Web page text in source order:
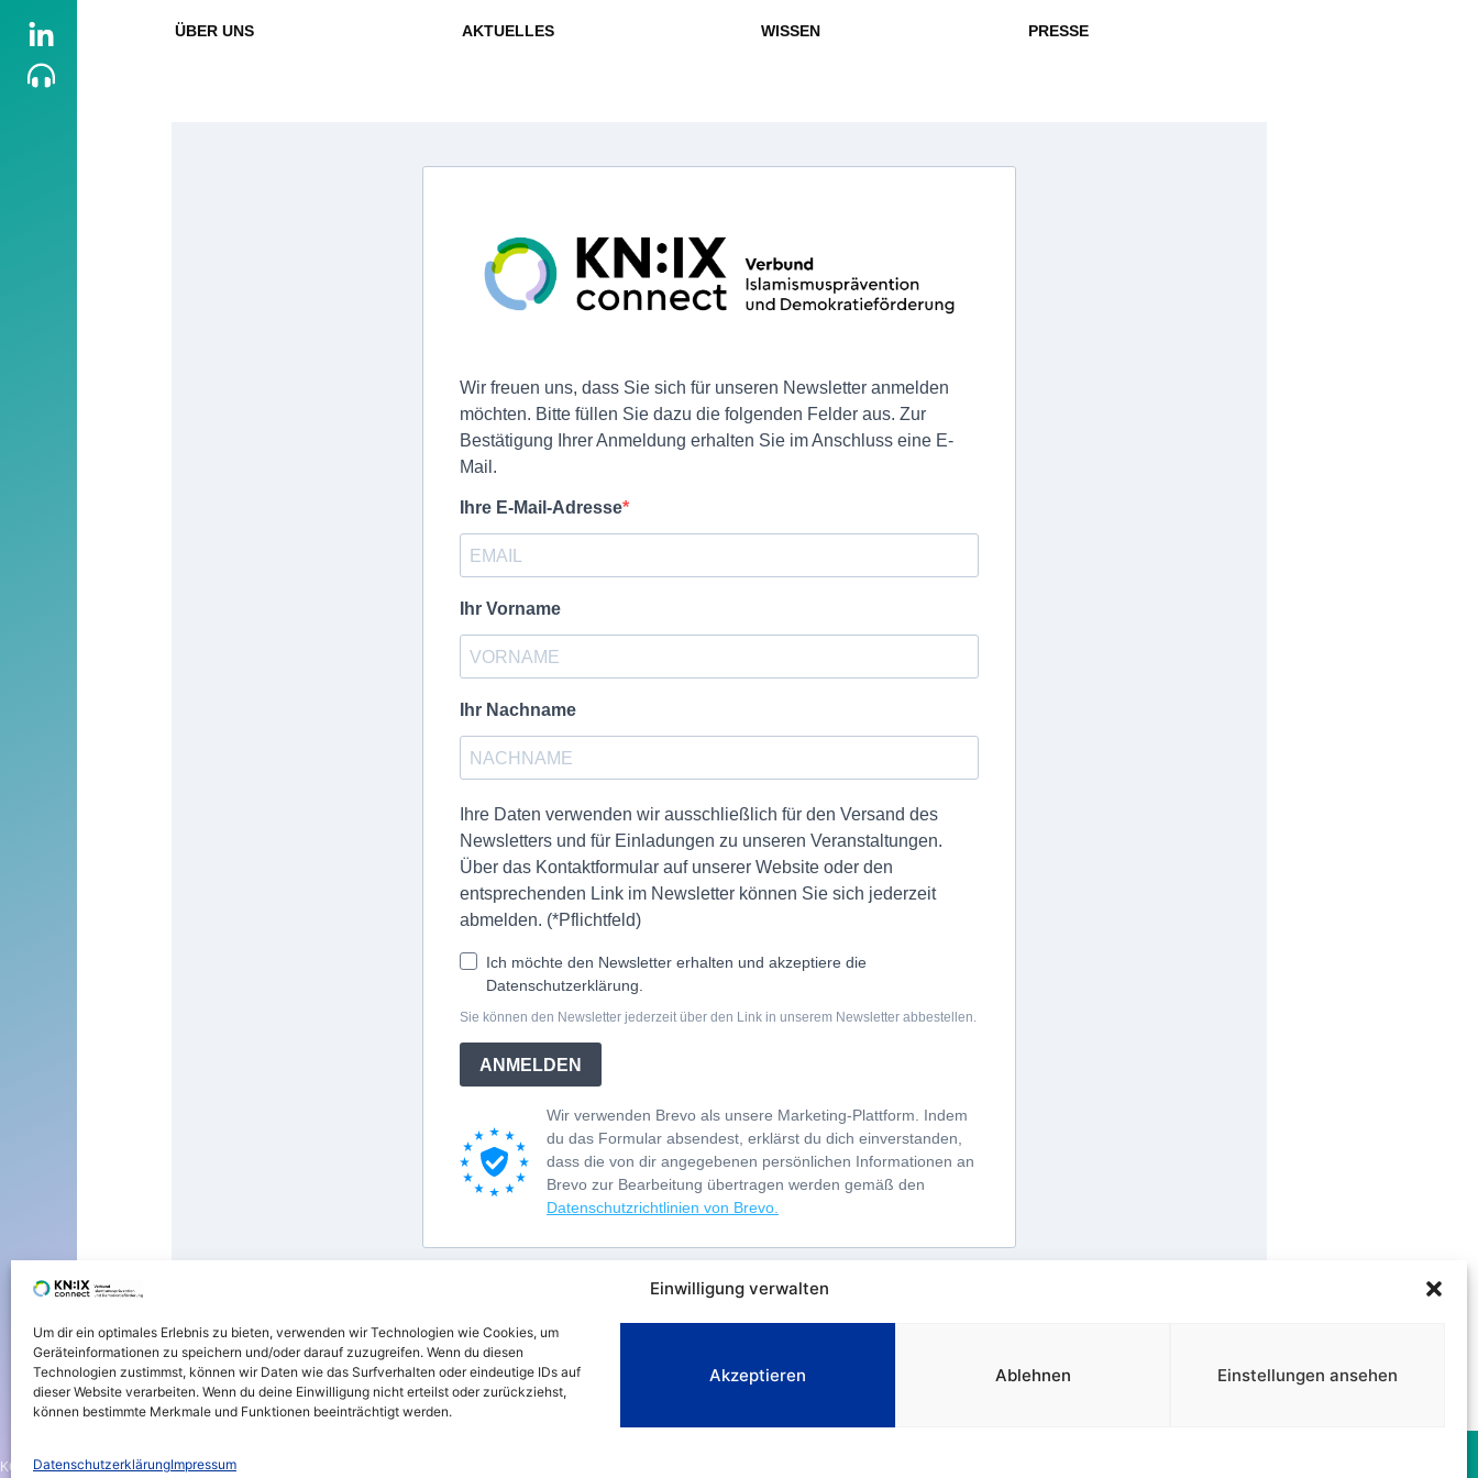
Einwilligung verwalten
Um dir ein optimales Erlebnis zu bieten, verwenden wir Technologien wie Cookies, um
Geräteinformationen zu speichern und/oder darauf zuzugreifen. Wenn du diesen
Technologien zustimmst, können wir Daten wie das Surfverhalten oder eindeutige IDs auf
dieser Website verarbeiten. Wenn du deine Einwilligung nicht erteilst oder zurückziehst,
können bestimmte Merkmale und Funktionen beeinträchtigt werden.
Akzeptieren Ablehnen Einstellungen ansehen
DatenschutzerklärungImpressum
ÜBER UNS AKTUELLES WISSEN PRESSE
KONTAKT NEWSLETTER IMPRESSUM